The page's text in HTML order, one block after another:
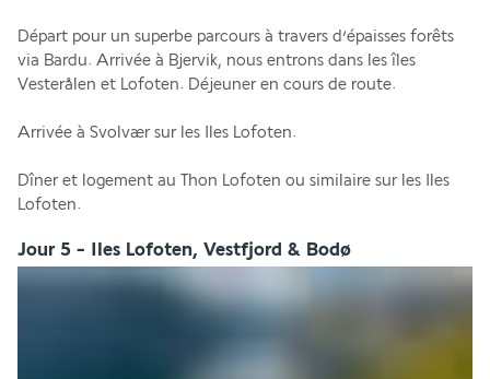
Départ pour un superbe parcours à travers d’épaisses forêts
via Bardu. Arrivée à Bjervik, nous entrons dans les îles
Vesterålen et Lofoten. Déjeuner en cours de route.
Arrivée à Svolvær sur les Iles Lofoten.
Dîner et logement au Thon Lofoten ou similaire sur les Iles
Lofoten.
Jour 5 - Iles Lofoten, Vestfjord & Bodø